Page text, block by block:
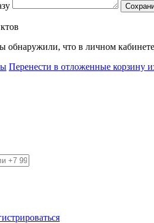
обнаружили, что в личном
Перенести в отложенные корзину